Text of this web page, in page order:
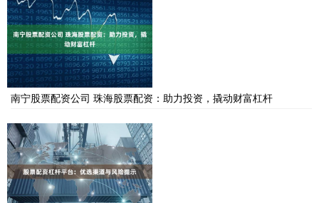
南宁股票配资公司 珠海股票配资：助力投资，撬动财富杠杆